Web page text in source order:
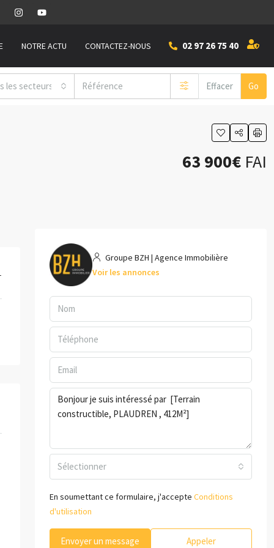
NOTRE ACTU CONTACTEZ-NOUS 02 97 26 75 40
les secteurs Effacer Go
63 900€ FAI
Groupe BZH | Agence Immobilière
Voir les annonces
Sélectionner
En soumettant ce formulaire, j'accepte Conditions
d'utilisation
Envoyer un message Appeler